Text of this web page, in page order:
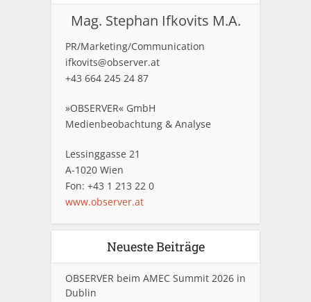
Mag. Stephan Ifkovits M.A.
PR/Marketing/Communication
ifkovits@observer.at
+43 664 245 24 87
»OBSERVER« GmbH
Medienbeobachtung & Analyse
Lessinggasse 21
A-1020 Wien
Fon: +43 1 213 22 0
www.observer.at
Neueste Beiträge
OBSERVER beim AMEC Summit 2026 in
Dublin